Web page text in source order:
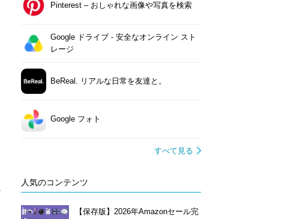
Pinterest – おしゃれな画像や写真を検索
Google ドライブ - 安全なオンライン スト
レージ
BeReal. リアルな日常を友達と。
Google フォト
すべて見る
人気のコンテンツ
【保存版】2026年Amazonセール完